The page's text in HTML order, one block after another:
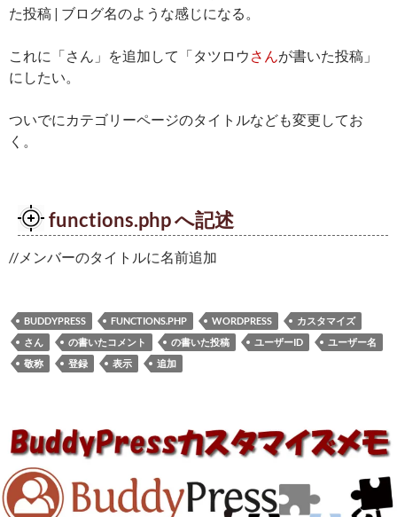
た投稿 | ブログ名のような感じになる。
これに「さん」を追加して「タツロウ さんが書いた投稿」
にしたい。
ついでにカテゴリーページのタイトルなども変更してお
く。
functions.php へ記述
//メンバーのタイトルに名前追加
BUDDYPRESS FUNCTIONS.PHP WORDPRESS
カスタマイズ
さん
の書いたコメント の書いた投稿 ユーザーID
ユーザー名
敬称
登録 表示 追加